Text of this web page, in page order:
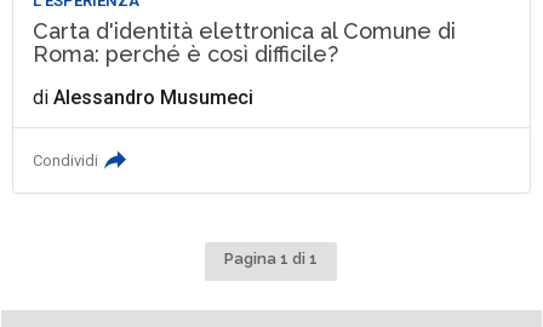
Carta d'identità elettronica al Comune di
Roma: perché è così difficile?
diAlessandro Musumeci
Condividi
Pagina 1 di 1